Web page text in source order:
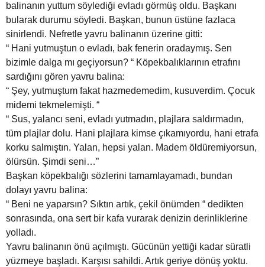
balinanın yuttum söylediği evladı görmüş oldu. Başkanı
bularak durumu söyledi. Başkan, bunun üstüne fazlaca
sinirlendi. Nefretle yavru balinanın üzerine gitti:
“ Hani yutmuştun o evladı, bak fenerin oradaymış. Sen
bizimle dalga mı geçiyorsun? “ Köpekbalıklarının etrafını
sardığını gören yavru balina:
“ Şey, yutmuştum fakat hazmedemedim, kusuverdim. Çocuk
midemi tekmelemişti. “
“ Sus, yalancı seni, evladı yutmadın, plajlara saldırmadın,
tüm plajlar dolu. Hani plajlara kimse çıkamıyordu, hani etrafa
korku salmıştın. Yalan, hepsi yalan. Madem öldüremiyorsun,
ölürsün. Şimdi seni…”
Başkan köpekbalığı sözlerini tamamlayamadı, bundan
dolayı yavru balina:
“ Beni ne yaparsın? Sıktın artık, çekil önümden “ dedikten
sonrasında, ona sert bir kafa vurarak denizin derinliklerine
yolladı.
Yavru balinanın önü açılmıştı. Gücünün yettiği kadar süratli
yüzmeye başladı. Karşısı sahildi. Artık geriye dönüş yoktu.